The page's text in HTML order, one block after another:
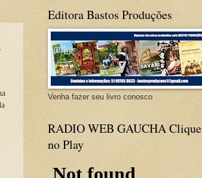
Editora Bastos Produções
Venha fazer seu livro conosco
RADIO WEB GAUCHA Clique
no Play